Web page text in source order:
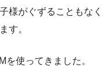
様がぐずることもなく
す。
使ってきました。